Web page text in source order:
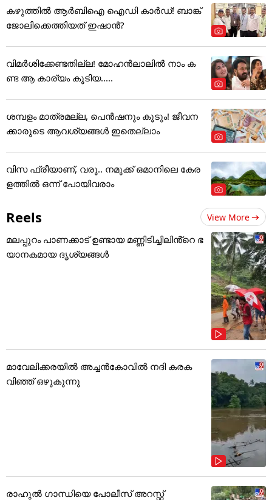
കഴുത്തില്‍ ആര്‍ബിഐ ഐഡി കാര്‍ഡ്! ബാങ്ക്
ജോലിക്കെത്തിയത് ഇഷാന്‍?
വിമർശിക്കേണ്ടതില്ല! മോഹൻലാലിൽ നാം ക
ണ്ട ആ കാര്യം കൂടിയ.....
ശമ്പളം മാത്രമല്ല, പെൻഷനും കൂടും! ജീവന
ക്കാരുടെ ആവശ്യങ്ങൾ ഇതെല്ലാം
വിസ ഫ്രീയാണ്, വരൂ.. നമുക്ക് ഒമാനിലെ കേര
ളത്തിൽ ഒന്ന് പോയിവരാം
Reels View More
മലപ്പുറം പാണക്കാട് ഉണ്ടായ മണ്ണിടിച്ചിലിൻ്റെ ഭ
യാനകമായ ദൃശ്യങ്ങൾ
മാവേലിക്കരയിൽ അച്ചൻകോവിൽ നദി കരക
വിഞ്ഞ് ഒഴുകുന്നു
രാഹുൽ ഗാന്ധിയെ പോലീസ് അറസ്റ്റ്